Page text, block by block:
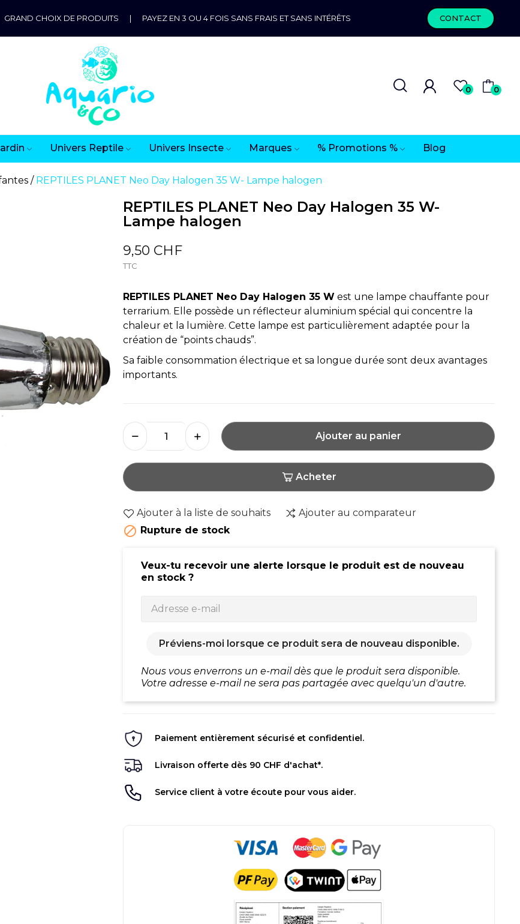
GRAND CHOIX DE PRODUITS | PAYEZ EN 3 OU 4 FOIS SANS FRAIS ET SANS INTÉRÊTS CONTACT
0 0
Univers Reptile Univers Insecte Marques % Promotions % Blog
REPTILES PLANET Neo Day Halogen 35 W- Lampe halogen
REPTILES PLANET Neo Day Halogen 35 W-
Lampe halogen
9,50 CHF
TTC
REPTILES PLANET Neo Day Halogen 35 W est une lampe chauffante pour
terrarium. Elle possède un réflecteur aluminium spécial qui concentre la
chaleur et la lumière. Cette lampe est particulièrement adaptée pour la
création de “points chauds”.
Sa faible consommation électrique et sa longue durée sont deux avantages
importants.
Ajouter au panier
Acheter
Ajouter à la liste de souhaits Ajouter au comparateur
 Rupture de stock
Veux-tu recevoir une alerte lorsque le produit est de nouveau
en stock ?
Préviens-moi lorsque ce produit sera de nouveau disponible.
Nous vous enverrons un e-mail dès que le produit sera disponible.
Votre adresse e-mail ne sera pas partagée avec quelqu'un d'autre.
Paiement entièrement sécurisé et confidentiel.
Livraison offerte dès 90 CHF d'achat*.
Service client à votre écoute pour vous aider.